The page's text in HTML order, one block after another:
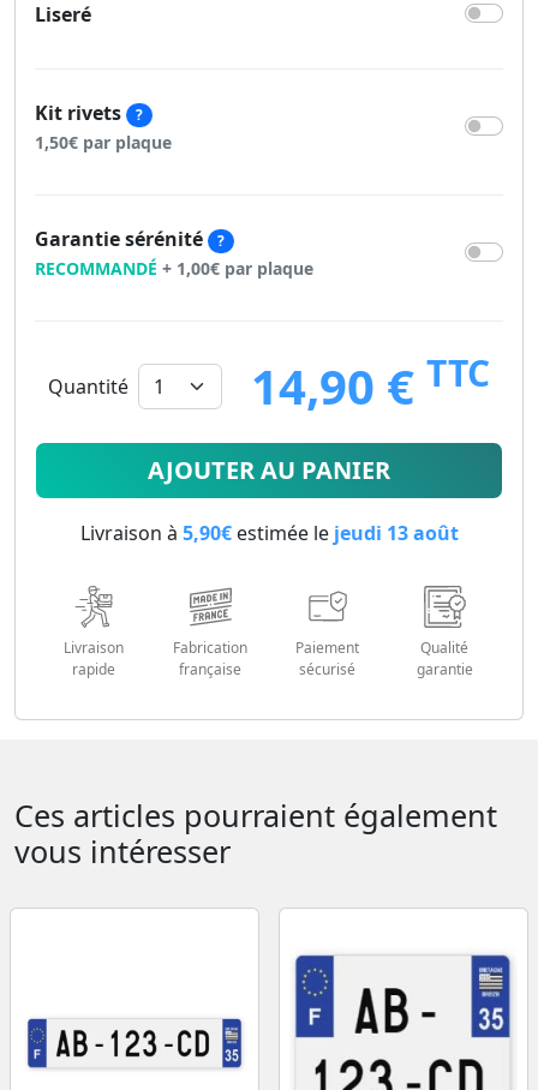
Liseré
Kit rivets ?
1,50€ par plaque
Garantie sérénité ?
RECOMMANDÉ + 1,00€ par plaque
Quantité 14,90 € TTC
14.9€
AJOUTER AU PANIER
Livraison à 5,90€estimée le jeudi 13 août
Livraison
rapide
Fabrication
française
Paiement
sécurisé
Qualité
garantie
Ces articles pourraient également
vous intéresser